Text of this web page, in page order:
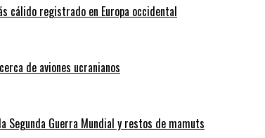
cálido registrado en Europa occidental
de aviones ucranianos
Segunda Guerra Mundial y restos de mamuts